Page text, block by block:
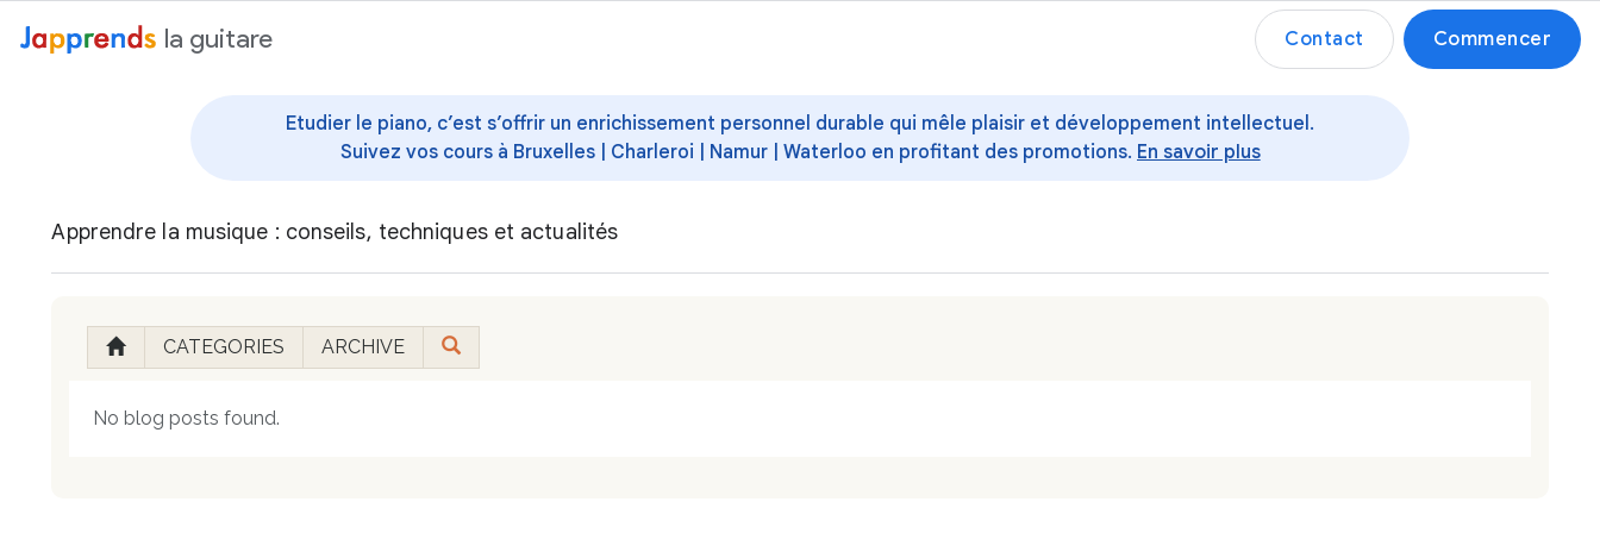
contenu la guitare Contact Commencer
Etudier le piano, c’est s’offrir un enrichissement personnel durable qui mêle plaisir et développement intellectuel.
Suivez vos cours à Bruxelles | Charleroi | Namur | Waterloo en profitant des promotions. En savoir plus
Apprendre la musique : conseils, techniques et actualités
CATEGORIES ARCHIVE
No blog posts found.